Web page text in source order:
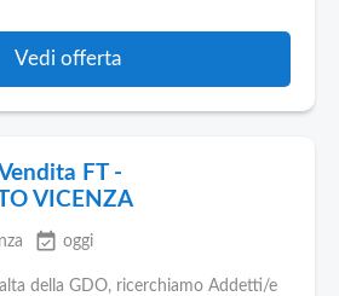
Vedi offerta
FT -
VICENZA
event_available oggi
della GDO, ricerchiamo Addetti/e